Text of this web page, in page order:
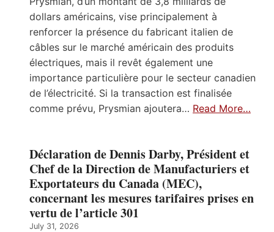
dollars américains, vise principalement à
renforcer la présence du fabricant italien de
câbles sur le marché américain des produits
électriques, mais il revêt également une
importance particulière pour le secteur canadien
de l’électricité. Si la transaction est finalisée
comme prévu, Prysmian ajoutera… Read More…
Déclaration de Dennis Darby, Président et
Chef de la Direction de Manufacturiers et
Exportateurs du Canada (MEC),
concernant les mesures tarifaires prises en
vertu de l’article 301
July 31, 2026